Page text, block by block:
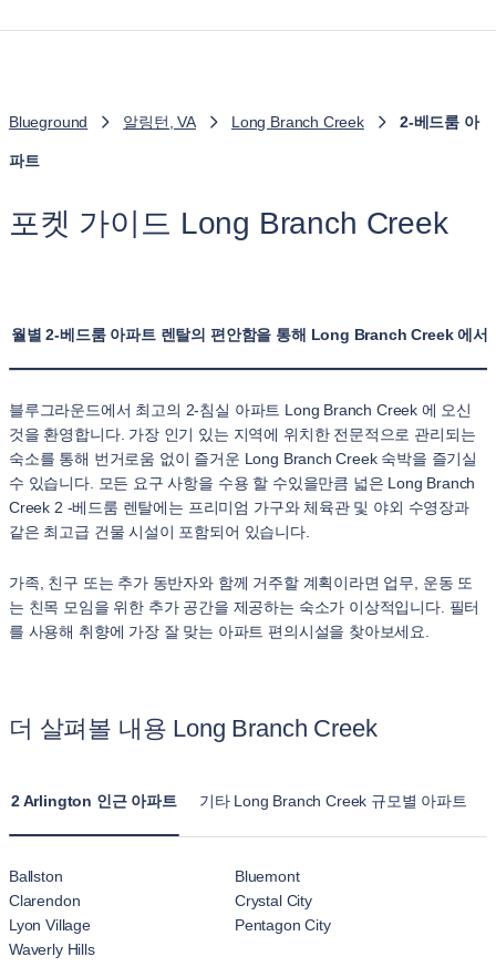
Blueground 알링턴, VA Long Branch Creek 2-베드룸 아
파트
포켓 가이드 Long Branch Creek
월별 2-베드룸 아파트 렌탈의 편안함을 통해 Long Branch Creek 에서
블루그라운드에서 최고의 2-침실 아파트 Long Branch Creek 에 오신
것을 환영합니다. 가장 인기 있는 지역에 위치한 전문적으로 관리되는
숙소를 통해 번거로움 없이 즐거운 Long Branch Creek 숙박을 즐기실
수 있습니다. 모든 요구 사항을 수용 할 수있을만큼 넓은 Long Branch
Creek 2 -베드룸 렌탈에는 프리미엄 가구와 체육관 및 야외 수영장과
같은 최고급 건물 시설이 포함되어 있습니다.
가족, 친구 또는 추가 동반자와 함께 거주할 계획이라면 업무, 운동 또
는 친목 모임을 위한 추가 공간을 제공하는 숙소가 이상적입니다. 필터
를 사용해 취향에 가장 잘 맞는 아파트 편의시설을 찾아보세요.
더 살펴볼 내용 Long Branch Creek
2 Arlington 인근 아파트 기타 Long Branch Creek 규모별 아파트
Ballston
Bluemont
Clarendon
Crystal City
Lyon Village
Pentagon City
Waverly Hills